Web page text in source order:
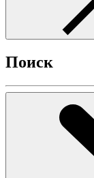
Поиск